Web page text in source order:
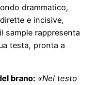
drammatico,
e incisive,
sample rappresenta
testa, pronta a
brano: «Nel testo